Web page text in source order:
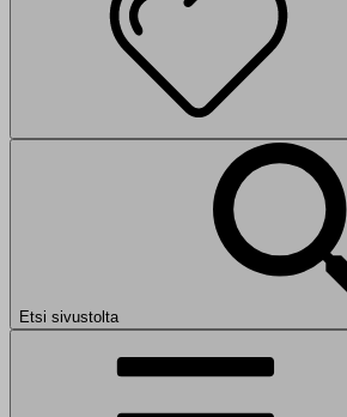
Etsi sivustolta